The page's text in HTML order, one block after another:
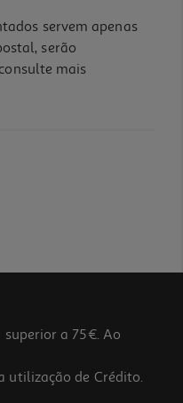
servem apenas
serão
mais
a 75€. Ao
utilização de Crédito.